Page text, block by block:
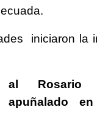
iniciaron la
al Rosario
apuñalado